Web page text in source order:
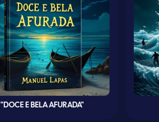
"DOCE E BELA AFURADA"